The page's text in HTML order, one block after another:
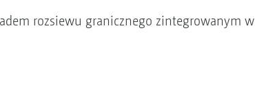
rozsiewu granicznego zintegrowanym w